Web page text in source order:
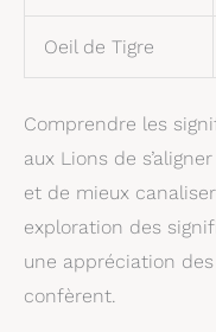
Oeil de Tigre
Comprendre les
aux Lions de
et de mieux
exploration des
une appréciation
confèrent.